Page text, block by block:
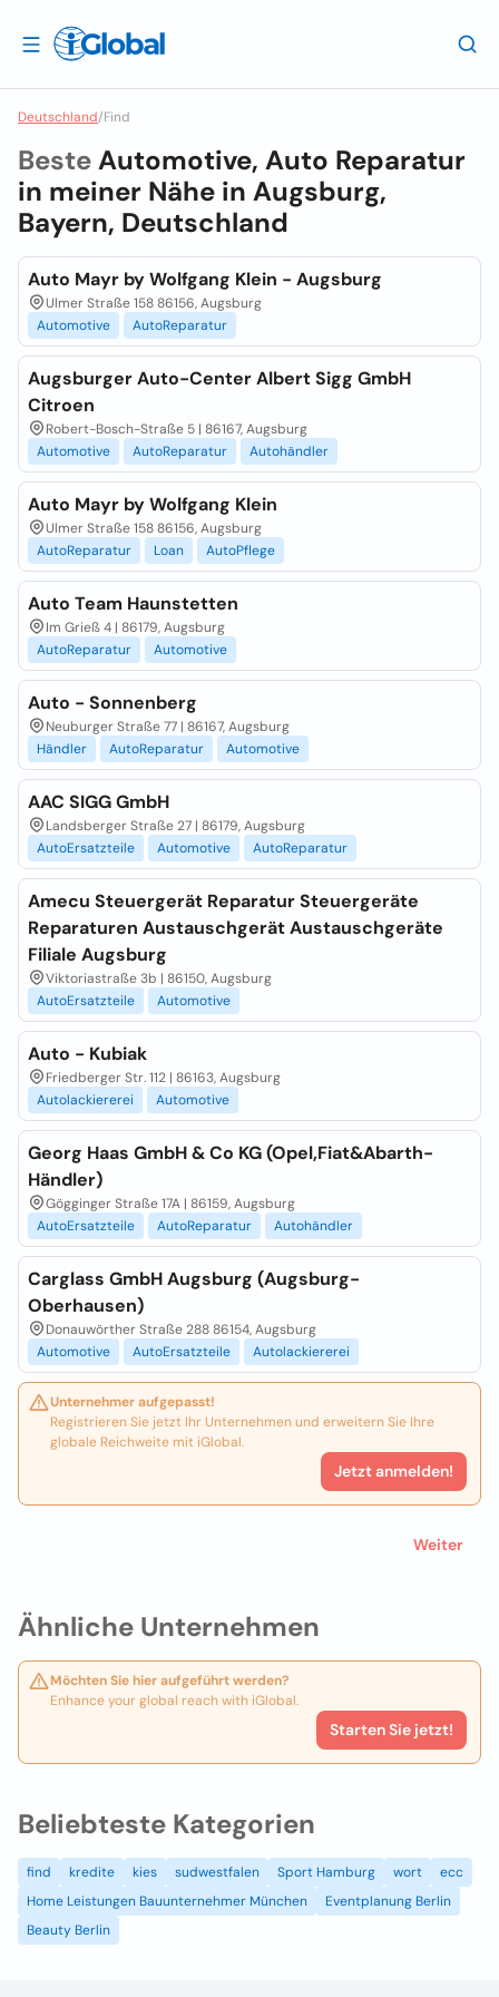
Deutschland/Find
Ähnliche Unternehmen
Möchten Sie hier aufgeführt werden?
Enhance your global reach with iGlobal.
Starten Sie jetzt!
BesteAutomotive, Auto Reparatur
in meiner Nähe in Augsburg,
Bayern, Deutschland
Auto Mayr by Wolfgang Klein - Augsburg
Ulmer Straße 158 86156, Augsburg
Automotive
AutoReparatur
Augsburger Auto-Center Albert Sigg GmbH
Citroen
Robert-Bosch-Straße 5 | 86167, Augsburg
Automotive
AutoReparatur Autohändler
Auto Mayr by Wolfgang Klein
Ulmer Straße 158 86156, Augsburg
AutoReparatur
Loan AutoPflege
Auto Team Haunstetten
Im Grieß 4 | 86179, Augsburg
AutoReparatur
Automotive
Auto - Sonnenberg
Neuburger Straße 77 | 86167, Augsburg
Händler
AutoReparatur Automotive
AAC SIGG GmbH
Landsberger Straße 27 | 86179, Augsburg
AutoErsatzteile
Automotive AutoReparatur
Amecu Steuergerät Reparatur Steuergeräte
Reparaturen Austauschgerät Austauschgeräte
Filiale Augsburg
Viktoriastraße 3b | 86150, Augsburg
AutoErsatzteile
Automotive
Auto - Kubiak
Friedberger Str. 112 | 86163, Augsburg
Autolackiererei
Automotive
Georg Haas GmbH & Co KG (Opel,Fiat&Abarth-
Händler)
Gögginger Straße 17A | 86159, Augsburg
AutoErsatzteile
AutoReparatur Autohändler
Carglass GmbH Augsburg (Augsburg-
Oberhausen)
Donauwörther Straße 288 86154, Augsburg
Automotive
AutoErsatzteile Autolackiererei
Unternehmer aufgepasst!
Registrieren Sie jetzt Ihr Unternehmen und erweitern Sie Ihre
globale Reichweite mit iGlobal.
Jetzt anmelden!
Weiter
Beliebteste Kategorien
find kredite kies sudwestfalen Sport Hamburg wort
ecc
Home Leistungen Bauunternehmer München
Eventplanung Berlin
Beauty Berlin